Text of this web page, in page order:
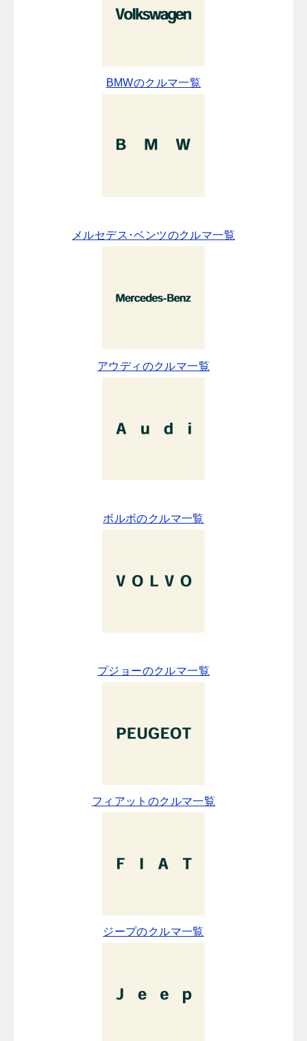
BMWのクルマ一覧
メルセデス･ベンツのクルマ一覧
アウディのクルマ一覧
ボルボのクルマ一覧
プジョーのクルマ一覧
フィアットのクルマ一覧
ジープのクルマ一覧